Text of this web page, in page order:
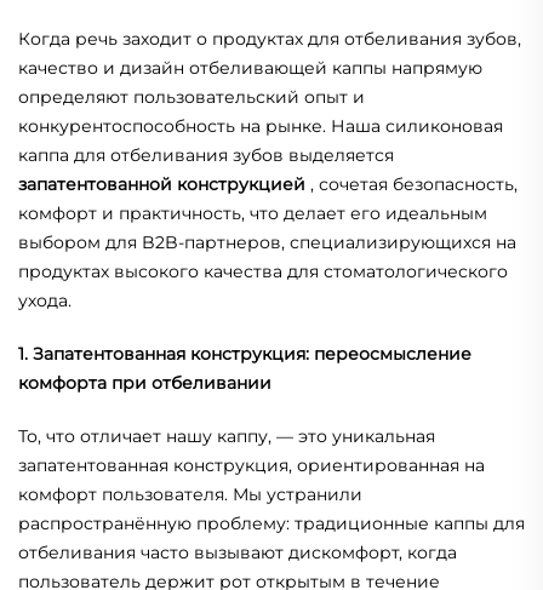
Когда речь заходит о продуктах для отбеливания зубов,
качество и дизайн отбеливающей каппы напрямую
определяют пользовательский опыт и
конкурентоспособность на рынке. Наша силиконовая
каппа для отбеливания зубов выделяется
запатентованной конструкцией , сочетая безопасность,
комфорт и практичность, что делает его идеальным
выбором для B2B-партнеров, специализирующихся на
продуктах высокого качества для стоматологического
ухода.
1. Запатентованная конструкция: переосмысление
комфорта при отбеливании
То, что отличает нашу каппу, — это уникальная
запатентованная конструкция, ориентированная на
комфорт пользователя. Мы устранили
распространённую проблему: традиционные каппы для
отбеливания часто вызывают дискомфорт, когда
пользователь держит рот открытым в течение